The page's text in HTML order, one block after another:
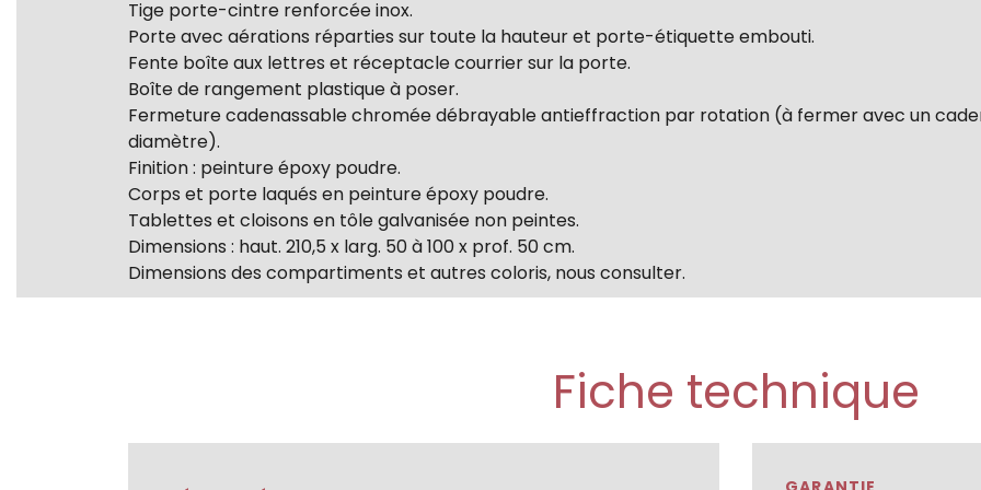
Tige porte-cintre renforcée inox.
Porte avec aérations réparties sur toute la hauteur et porte-étiquette embouti.
Fente boîte aux lettres et réceptacle courrier sur la porte.
Boîte de rangement plastique à poser.
Fermeture cadenassable chromée débrayable antieffraction par rotation (à fermer avec un
diamètre).
Finition : peinture époxy poudre.
Corps et porte laqués en peinture époxy poudre.
Tablettes et cloisons en tôle galvanisée non peintes.
Dimensions : haut. 210,5 x larg. 50 à 100 x prof. 50 cm.
Dimensions des compartiments et autres coloris, nous consulter.
Fiche technique